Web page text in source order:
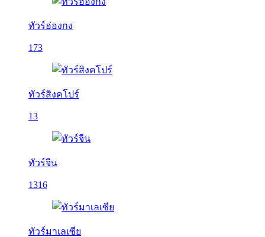
ทัวร์ฮ่องกง
173
ทัวร์สิงคโปร์
13
ทัวร์จีน
1316
ทัวร์มาเลเซีย